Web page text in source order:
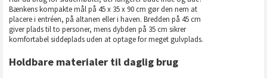
Bænkens kompakte mål på 45 x 35 x 90 cm gør den nem at
placere i entréen, på altanen eller i haven. Bredden på 45 cm
giver plads til to personer, mens dybden på 35 cm sikrer
komfortabel siddeplads uden at optage for meget gulvplads.
Holdbare materialer til daglig brug